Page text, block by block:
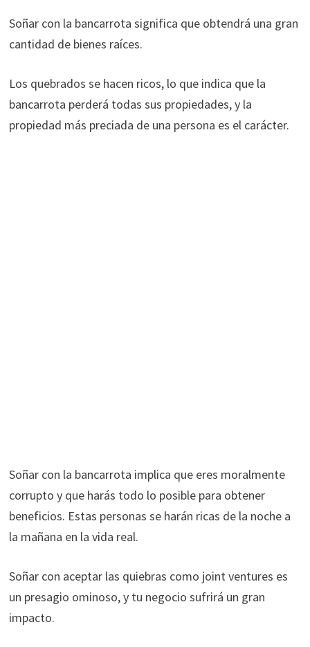
Soñar con la bancarrota significa que obtendrá una gran
cantidad de bienes raíces.
Los quebrados se hacen ricos, lo que indica que la
bancarrota perderá todas sus propiedades, y la
propiedad más preciada de una persona es el carácter.
Soñar con la bancarrota implica que eres moralmente
corrupto y que harás todo lo posible para obtener
beneficios. Estas personas se harán ricas de la noche a
la mañana en la vida real.
Soñar con aceptar las quiebras como joint ventures es
un presagio ominoso, y tu negocio sufrirá un gran
impacto.